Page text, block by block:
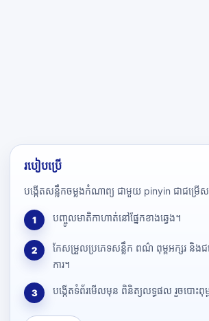
របៀបប្រើ
បង្កើតសន្លឹកចម្លងកំណាព្យ ជាមួយ pinyin ជាជម្រើ
1 បញ្ចូលមាតិកាហាត់នៅផ្នែកខាងឆ្វេង។
2
កែសម្រួលប្រភេទសន្លឹក ពណ៌ ពុម្ពអក្សរ និងជ
ការ។
3 បង្កើតទំព័រមើលមុន ពិនិត្យលទ្ធផល រួចបោះពុម្